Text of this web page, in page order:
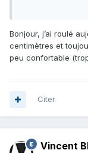
Pouvez vous
De meme vous
Bonjour, j’ai roulé
centimètres et
peu confortable
Citer
Vincent